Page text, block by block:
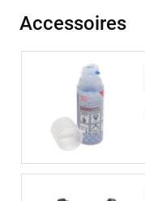
Accessoires